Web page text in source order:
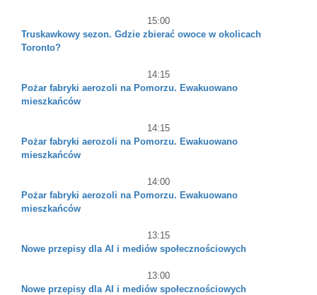
15:00
Truskawkowy sezon. Gdzie zbierać owoce w okolicach
Toronto?
14:15
Pożar fabryki aerozoli na Pomorzu. Ewakuowano
mieszkańców
14:15
Pożar fabryki aerozoli na Pomorzu. Ewakuowano
mieszkańców
14:00
Pożar fabryki aerozoli na Pomorzu. Ewakuowano
mieszkańców
13:15
Nowe przepisy dla AI i mediów społecznościowych
13:00
Nowe przepisy dla AI i mediów społecznościowych